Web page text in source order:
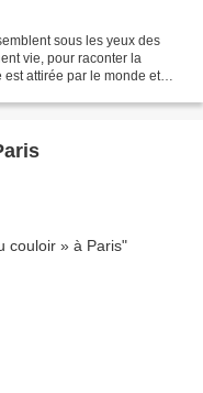
sous les yeux des
vie, pour raconter la
attirée par le monde et